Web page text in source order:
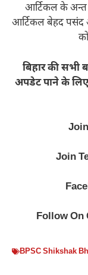
आर्टिकल के अन्त
आर्टिकल बेहद पसंद
बिहार की सभी
अपडेट पाने के
Join
Follow On
BPSC Shikshak